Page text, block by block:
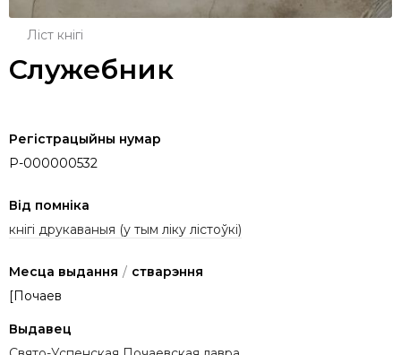
Ліст кнігі
Служебник
Регістрацыйны нумар
P-000000532
Від помніка
кнігі друкаваныя (у тым ліку лістоўкі)
Месца выдання / стварэння
[Почаев
Выдавец